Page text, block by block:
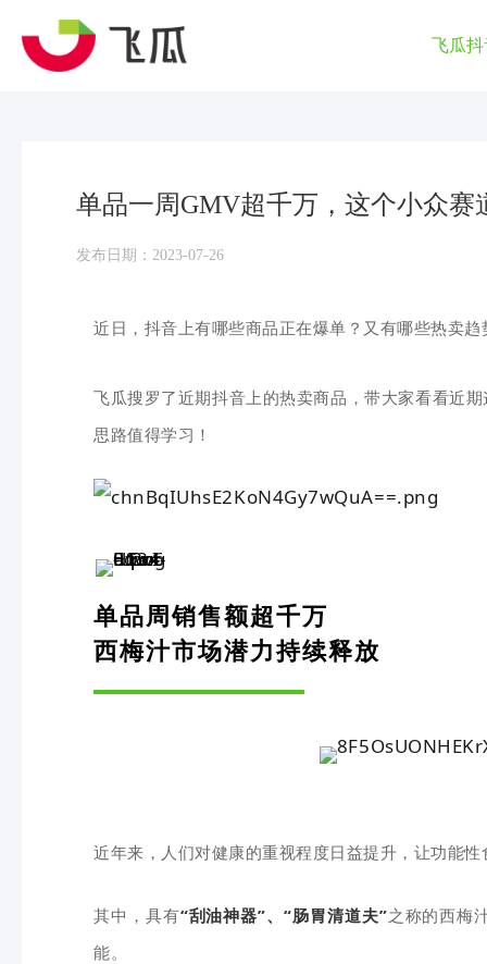
飞瓜抖
单品一周GMV超千万，这个小众赛
发布日期：2023-07-26
近日，抖音上有哪些商品正在爆单？又有哪些热卖趋
飞瓜搜罗了近期抖音上的热卖商品，带大家看看近
思路值得学习！
单品周销售额超千万
西梅汁市场潜力持续释放
近年来，人们对健康的重视程度日益提升，让功能性
其中，具有“刮油神器”、“肠胃清道夫”之称的西梅
能。